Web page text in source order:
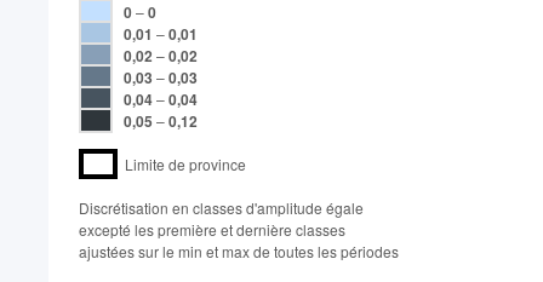
0–0
0,01 –0,01
0,02 –0,02
0,03 –0,03
0,04–0,04
0,05 –0,12
Limite de province
Discrétisation en classes d'amplitude égale​
excepté les première et dernière classes
ajustées sur le min et max de toutes les périodes